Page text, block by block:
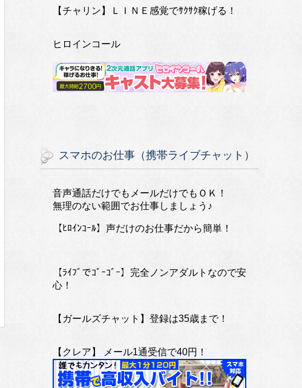
【チャリン】ＬＩＮＥ感覚でｻｸｻｸ稼げる！
ヒロインコール
スマホのお仕事（携帯ライブチャット）
音声通話だけでもメールだけでもＯＫ！
無理のない範囲でお仕事しましょう♪
【ﾋﾛｲﾝｺｰﾙ】声だけのお仕事だから簡単！
【ﾗｲﾌﾞでｺﾞｰｺﾞｰ】完全ノンアダルトなので安
心！
【ガールズチャット】登録は35歳まで！
【クレア】 メール1通受信で40円！